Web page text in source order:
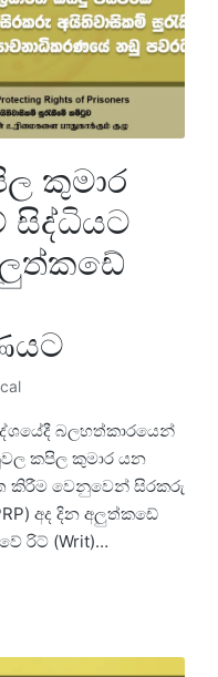
කුමාර
සිද්ධියට
බලහත්කාරයෙන්
කපිල කුමාර යන
කිරීම වෙනුවෙන් සිරකරු
අද දින අලුත්කඩේ
රිට් (Writ)…